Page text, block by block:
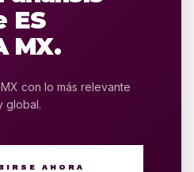
ES
MX.
MX con lo más relevante
global.
AHORA